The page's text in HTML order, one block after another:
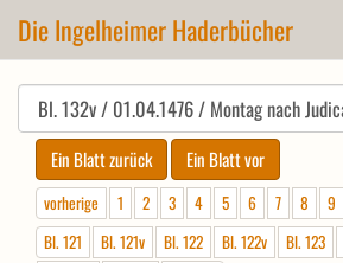
Die Ingelheimer Haderbücher
vorherige 1 2 3 4 5 6 7 8 9
Bl. 121
Bl. 121v Bl. 122 Bl. 122v Bl. 123